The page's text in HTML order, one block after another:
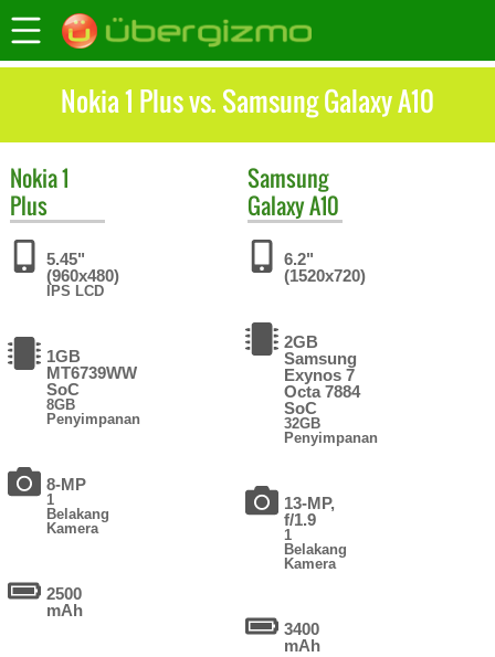
Nokia 1 Plus vs. Samsung Galaxy A10
Nokia1
Plus
5.45"
(960x480)
IPS LCD
1GB
MT6739WW
SoC
8GB
Penyimpanan
8-MP
1
Belakang
Kamera
2500
mAh
Samsung
Galaxy A10
6.2"
(1520x720)
2GB
Samsung
Exynos 7
Octa 7884
SoC
32GB
Penyimpanan
13-MP,
f/1.9
1
Belakang
Kamera
3400
mAh